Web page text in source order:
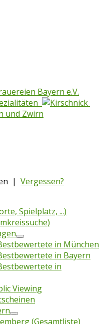
| Vergessen?
Spielplatz, ...)
in München
in Bayern
in
Viewing
(Gesamtliste)